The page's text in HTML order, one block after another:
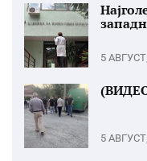
5
5